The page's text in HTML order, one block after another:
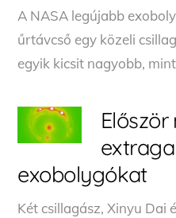
A NASA legújabb
űrtávcső egy közeli
egyik kicsit nagyobb,
exobolygókat
Két csillagász, Xinyu Dai